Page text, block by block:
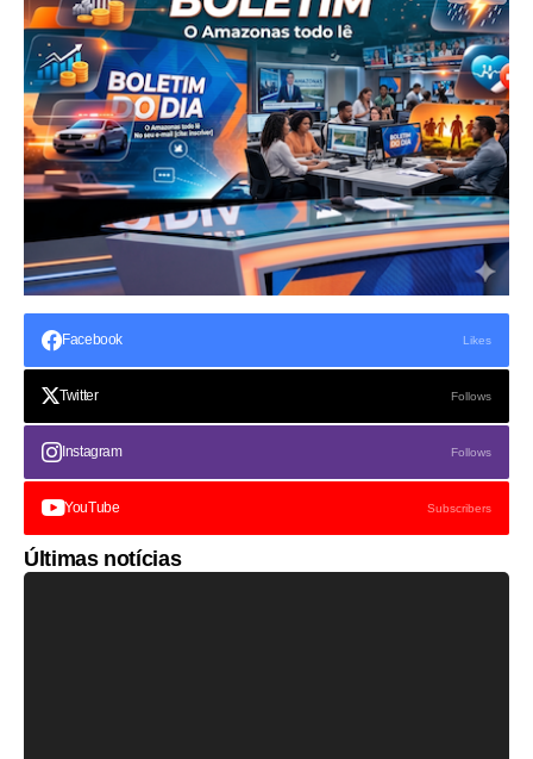
Facebook Likes
Twitter Follows
Instagram Follows
YouTube Subscribers
Últimas notícias